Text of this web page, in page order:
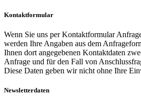
Kontaktformular
Wenn Sie uns per Kontaktformular
werden Ihre Angaben aus dem
Ihnen dort angegebenen Kontaktdaten
Anfrage und für den Fall von
Diese Daten geben wir nicht ohne Ihre
Newsletterdaten